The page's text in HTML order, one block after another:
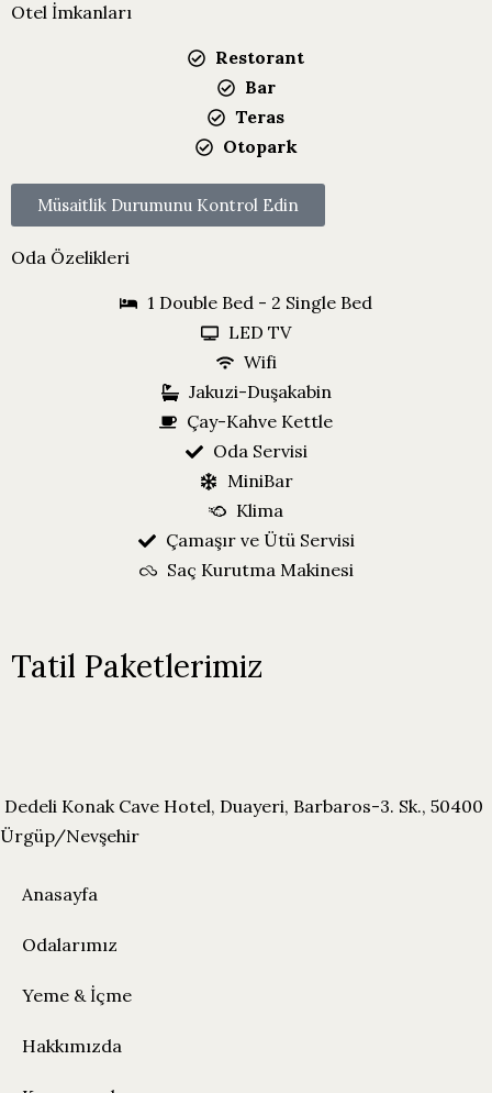
Otel İmkanları
Restorant
Bar
Teras
Otopark
Müsaitlik Durumunu Kontrol Edin
Oda Özelikleri
1 Double Bed - 2 Single Bed
LED TV
Wifi
Jakuzi-Duşakabin
Çay-Kahve Kettle
Oda Servisi
MiniBar
Klima
Çamaşır ve Ütü Servisi
Saç Kurutma Makinesi
Tatil Paketlerimiz
Dedeli Konak Cave Hotel, Duayeri, Barbaros-3. Sk., 50400
Ürgüp/Nevşehir
Anasayfa
Odalarımız
Yeme & İçme
Hakkımızda